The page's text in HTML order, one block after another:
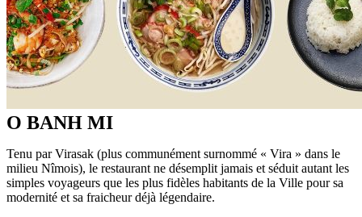
O BANH MI
Tenu par Virasak (plus communément surnommé « Vira » dans le
milieu Nîmois), le restaurant ne désemplit jamais et séduit autant les
simples voyageurs que les plus fidèles habitants de la Ville pour sa
modernité et sa fraicheur déjà légendaire.